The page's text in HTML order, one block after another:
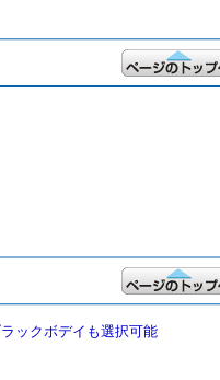
ックボデイも選択可能